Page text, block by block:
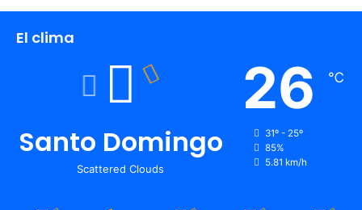
El clima
Santo Domingo
Scattered Clouds
26 ℃
31º - 25º
85%
5.81 km/h